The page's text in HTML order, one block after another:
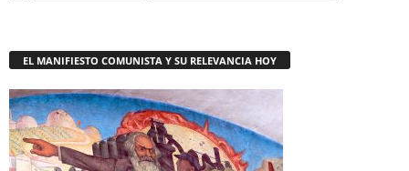
EL MANIFIESTO COMUNISTA Y SU RELEVANCIA HOY